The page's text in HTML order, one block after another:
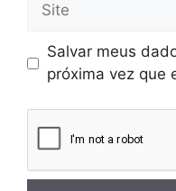
Salvar meus
próxima vez que